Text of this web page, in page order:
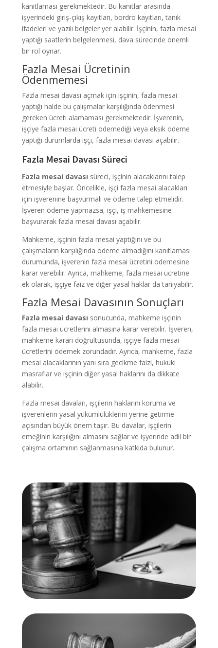
kanıtlaması gerekmektedir. Bu kanıtlar arasında
işyerindeki giriş-çıkış kayıtları, bordro kayıtları, tanık
ifadeleri ve yazılı belgeler yer alabilir. İşçinin, fazla mesai
yaptığı saatlerin belgelenmesi, dava sürecinde önemli
bir rol oynar.
Fazla Mesai Ücretinin
Ödenmemesi
Fazla mesai davası açmak için işçinin, fazla mesai
yaptığı halde bu çalışmalar karşılığında ödenmesi
gereken ücreti alamaması gerekmektedir. İşverenin,
işçiye fazla mesai ücreti ödemediği veya eksik ödeme
yaptığı durumlarda işçi, fazla mesai davası açabilir.
Fazla Mesai Davası Süreci
Fazla mesai davası süreci, işçinin alacaklarını talep
etmesiyle başlar. Öncelikle, işçi fazla mesai alacakları
için işverenine başvurmalı ve ödeme talep etmelidir.
İşveren ödeme yapmazsa, işçi, iş mahkemesine
başvurarak fazla mesai davası açabilir.
Mahkeme, işçinin fazla mesai yaptığını ve bu
çalışmaların karşılığında ödeme almadığını kanıtlaması
durumunda, işverenin fazla mesai ücretini ödemesine
karar verebilir. Ayrıca, mahkeme, fazla mesai ücretine
ek olarak, işçiye faiz ve diğer yasal haklar da tanıyabilir.
Fazla Mesai Davasının Sonuçları
Fazla mesai davası sonucunda, mahkeme işçinin
fazla mesai ücretlerini almasına karar verebilir. İşveren,
mahkeme kararı doğrultusunda, işçiye fazla mesai
ücretlerini ödemek zorundadır. Ayrıca, mahkeme, fazla
mesai alacaklarının yanı sıra gecikme faizi, hukuki
masraflar ve işçinin diğer yasal haklarını da dikkate
alabilir.
Fazla mesai davaları, işçilerin haklarını koruma ve
işverenlerin yasal yükümlülüklerini yerine getirme
açısından büyük önem taşır. Bu davalar, işçilerin
emeğinin karşılığını almasını sağlar ve işyerinde adil bir
çalışma ortamının sağlanmasına katkıda bulunur.